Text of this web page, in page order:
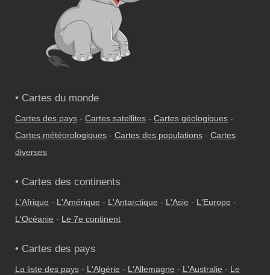
• Cartes du monde
Cartes des pays - Cartes satellites - Cartes géologiques -
Cartes météorologiques - Cartes des populations - Cartes
diverses
• Cartes des continents
L'Afrique - L'Amérique - L'Antarctique - L'Asie - L'Europe -
L'Océanie - Le 7e continent
• Cartes des pays
La liste des pays - L'Algérie - L'Allemagne - L'Australie - Le